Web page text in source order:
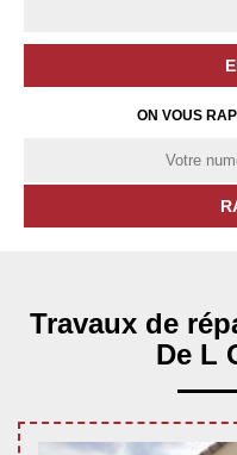
ON VOUS
Travaux de
De L